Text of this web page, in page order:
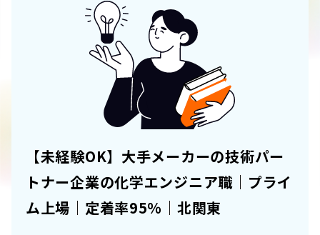
【未経験OK】大手メーカーの技術パー
トナー企業の化学エンジニア職｜プライ
ム上場｜定着率95％｜北関東